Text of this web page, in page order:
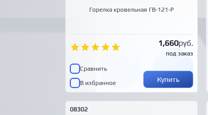
Горелка кровельная ГВ-121-Р
1,660руб.
под заказ
Сравнить
В избранное
Купить
08302